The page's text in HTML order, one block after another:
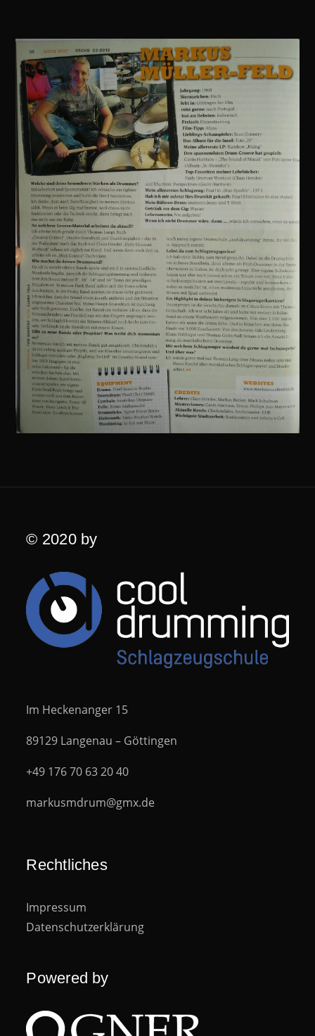
© 2020 by
Im Heckenanger 15
89129 Langenau – Göttingen
+49 176 70 63 20 40
markusmdrum@gmx.de
Rechtliches
Impressum
Datenschutzerklärung
Powered by